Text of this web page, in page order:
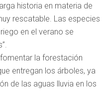
historia en materia de
rescatable. Las especies
en el verano se
la forestación
entregan los árboles, ya
de las aguas lluvia en los